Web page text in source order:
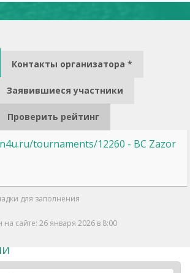
Контакты организатора *
Заявившиеся участники
Проверить рейтинг
tournaments/12260 - BC Zazor
для заполнения
сайте: 26 января 2026 в 8:00